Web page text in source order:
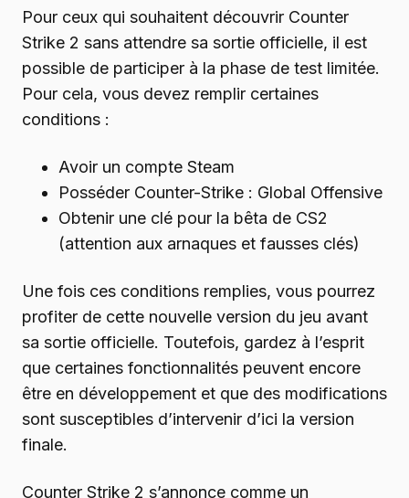
Pour ceux qui souhaitent découvrir Counter
Strike 2 sans attendre sa sortie officielle, il est
possible de participer à la phase de test limitée.
Pour cela, vous devez remplir certaines
conditions :
Avoir un compte Steam
Posséder Counter-Strike : Global Offensive
Obtenir une clé pour la bêta de CS2
(attention aux arnaques et fausses clés)
Une fois ces conditions remplies, vous pourrez
profiter de cette nouvelle version du jeu avant
sa sortie officielle. Toutefois, gardez à l’esprit
que certaines fonctionnalités peuvent encore
être en développement et que des modifications
sont susceptibles d’intervenir d’ici la version
finale.
Counter Strike 2 s’annonce comme un